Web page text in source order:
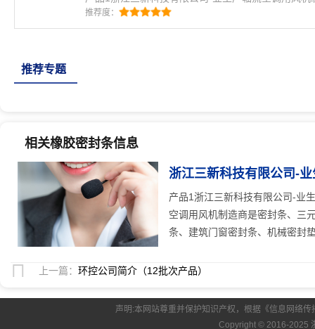
公司-业生产轴流空调用风机制造商是密封条、三元
封条、集装箱密封条、橡塑密封条、建筑门窗密封
推荐度：
推荐专题
相关橡胶密封条信息
浙江三新科技有限公司-
人关注
产品1浙江三新科技有限公司-业
空调用风机制造商是密封条、三
条、建筑门窗密封条、机械密封
上一篇： 环控公司简介（12批次产品）
声明:本网站尊重并保护知识产权，根据《信息网络
Copyright © 2016-2025